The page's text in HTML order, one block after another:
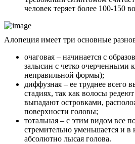
человек теряет более 100-150
Алопеция имеет три основные
очаговая – начинается с
залысин с четко очерченными
неправильной формы);
диффузная – ее труднее всего
стадиях, так как волосы
выпадают островками,
поверхности головы;
тотальная – с этим видом все
стремительно уменьшается и в
абсолютно лысая голова.